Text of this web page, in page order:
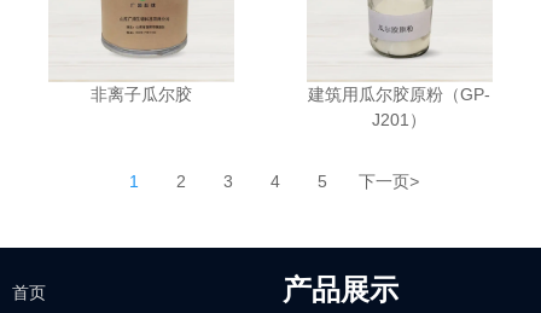
非离子瓜尔胶
建筑用瓜尔胶原粉（GP-
J201）
1 2 3 4 5 下一页>
首页 产品展示